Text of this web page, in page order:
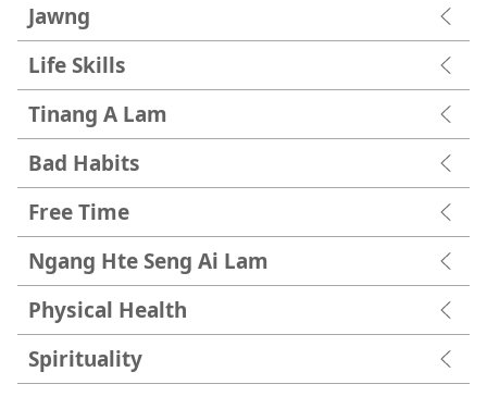
Jawng
Life Skills
Tinang A Lam
Bad Habits
Free Time
Ngang Hte Seng Ai Lam
Physical Health
Spirituality